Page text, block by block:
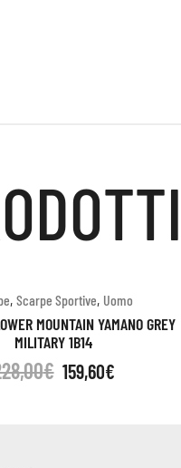
,Scarpe Sportive, Uomo
MOUNTAIN YAMANO GREY
MILITARY 1B14
€ 159,60€